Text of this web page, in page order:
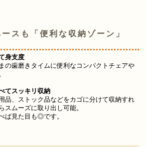
スも「便利な収納ゾーン」
身支度
の歯磨きタイムに便利なコンパクトチェアや
。
てスッキリ収納
品、ストック品などをカゴに分けて収納すれ
スムーズに取り出し可能。
ば見た目も◎です。